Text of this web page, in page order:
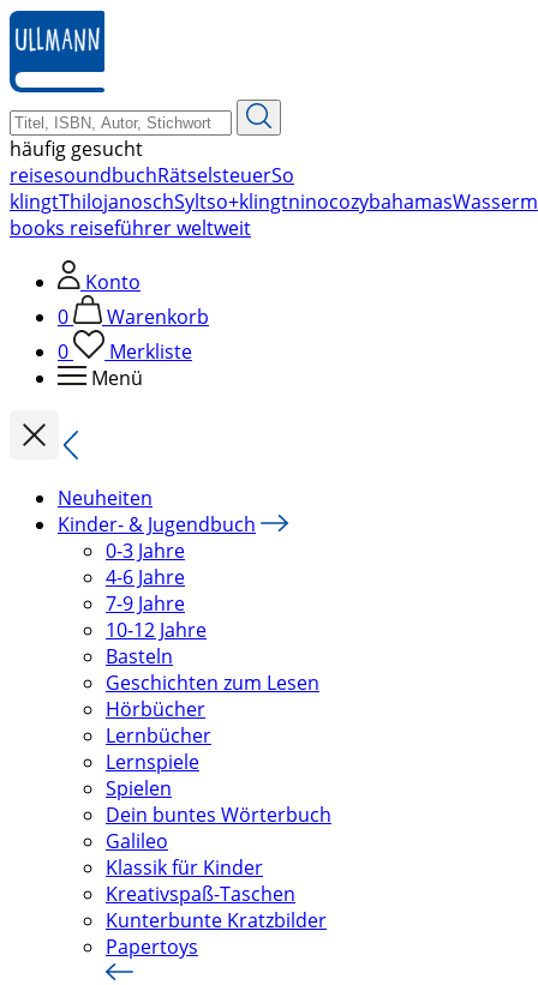
zum
Hauptinhalt
springen
häufig gesucht
reisesoundbuchRätselsteuerSo
klingtThilojanoschSyltso+klingtninocozybahamas
books reiseführer weltweit
Konto
0
Warenkorb
0
Merkliste
Menü
Neuheiten
Kinder- & Jugendbuch
0-3 Jahre
4-6 Jahre
7-9 Jahre
10-12 Jahre
Basteln
Geschichten zum Lesen
Hörbücher
Lernbücher
Lernspiele
Spielen
Dein buntes Wörterbuch
Galileo
Klassik für Kinder
Kreativspaß-Taschen
Kunterbunte Kratzbilder
Papertoys